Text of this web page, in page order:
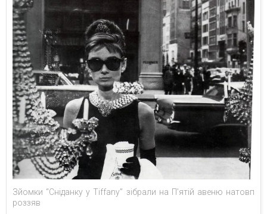
Зйомки “Сніданку у Tiffany” зібрали на П’ятій авеню натовп
роззяв